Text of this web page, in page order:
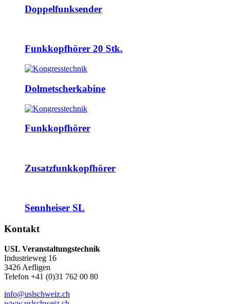
Doppelfunksender
Funkkopfhörer 20 Stk.
Dolmetscherkabine
Funkkopfhörer
Zusatzfunkkopfhörer
Sennheiser SL
Kontakt
USL Veranstaltungstechnik
Industrieweg 16
3426 Aefligen
Telefon +41 (0)31 762 00 80
info@uslschweiz.ch